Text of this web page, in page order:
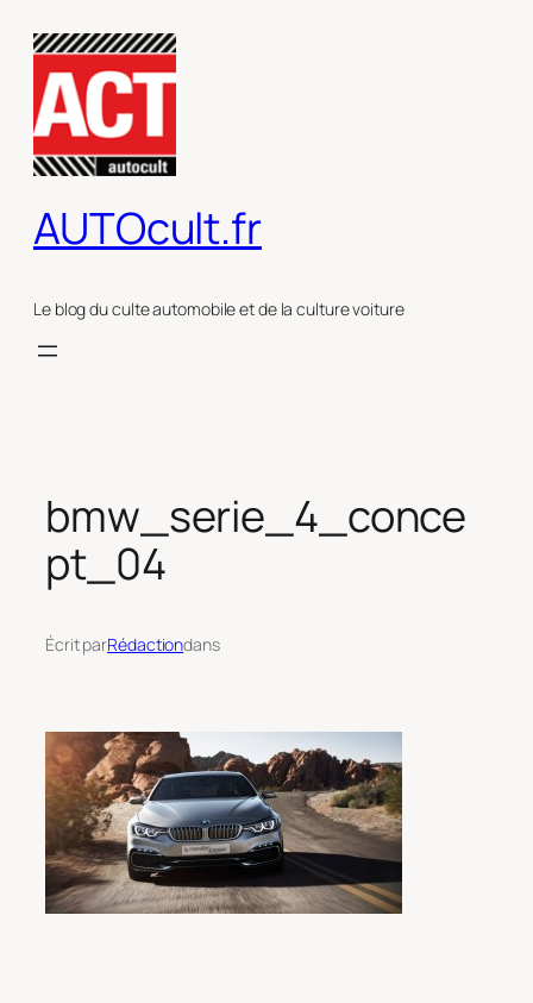
contenu
AUTOcult.fr
Le blog du culte automobile et de la culture voiture
bmw_serie_4_conce
pt_04
Écrit parRédactiondans